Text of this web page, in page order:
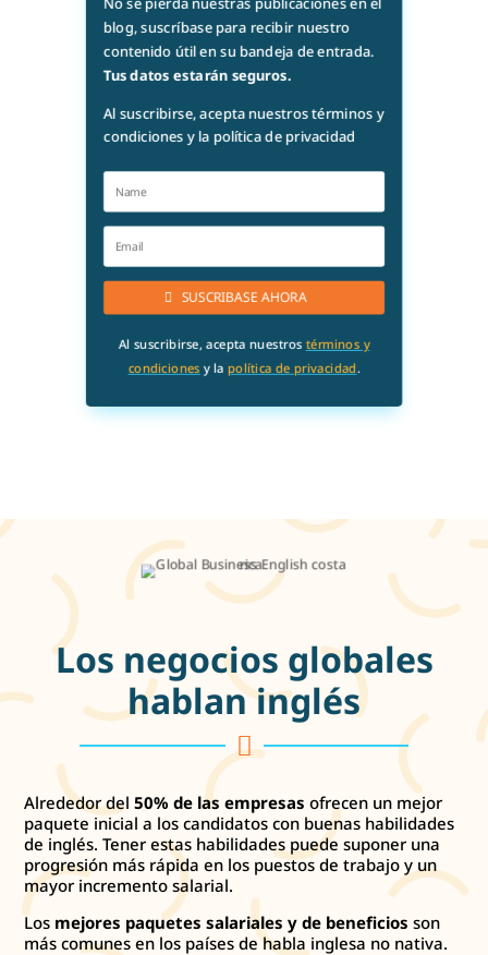
blog, suscríbase para recibir nuestro
contenido útil en su bandeja de entrada.
Tus datos estarán seguros.
Al suscribirse, acepta nuestros términos y
condiciones y la política de privacidad
SUSCRIBASE AHORA
Al suscribirse, acepta nuestros términos y
condiciones y la política de privacidad.
Los negocios globales
hablan inglés

Alrededor del50% de las empresas ofrecen un mejor
paquete inicial a los candidatos con buenas habilidades
de inglés. Tener estas habilidades puede suponer una
progresión más rápida en los puestos de trabajo y un
mayor incremento salarial.
Los mejores paquetes salariales y de beneficios son
más comunes en los países de habla inglesa no nativa.